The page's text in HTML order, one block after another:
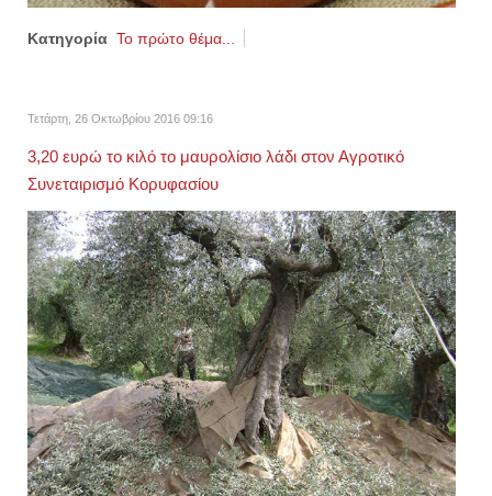
Κατηγορία Το πρώτο θέμα...
Τετάρτη, 26 Οκτωβρίου 2016 09:16
3,20 ευρώ το κιλό το μαυρολίσιο λάδι στον Αγροτικό
Συνεταιρισμό Κορυφασίου